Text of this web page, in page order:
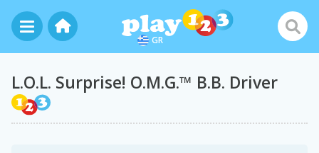
GR
L.O.L. Surprise! O.M.G.™ B.B. Driver